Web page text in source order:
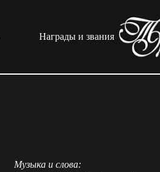
Награды и звания
Музыка и слова: